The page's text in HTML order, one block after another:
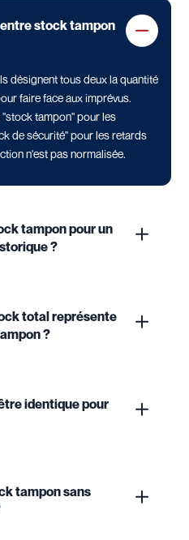
stock tampon
désignent tous deux la quantité
faire face aux imprévus.
tampon" pour les
de sécurité" pour les retards
n'est pas normalisée.
tampon pour un
?
total représente
?
identique pour
tampon sans